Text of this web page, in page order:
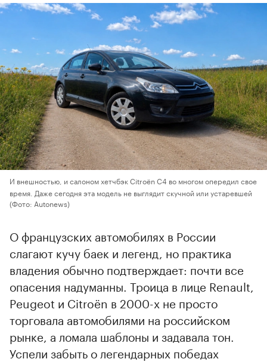
И внешностью, и салоном хетчбэк Citroёn C4 во многом опередил свое
время. Даже сегодня эта модель не выглядит скучной или устаревшей
(Фото: Autonews)
О французских автомобилях в России
слагают кучу баек и легенд, но практика
владения обычно подтверждает: почти все
опасения надуманны. Троица в лице Renault,
Peugeot и Citroёn в 2000-х не просто
торговала автомобилями на российском
рынке, а ломала шаблоны и задавала тон.
Успели забыть о легендарных победах